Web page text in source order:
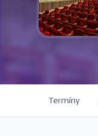
Termíny